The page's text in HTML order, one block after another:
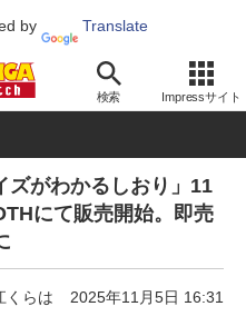
by Translate
検索 Impressサイト
ズがわかるしおり」11
にて販売開始。即売
くらは 2025年11月5日 16:31